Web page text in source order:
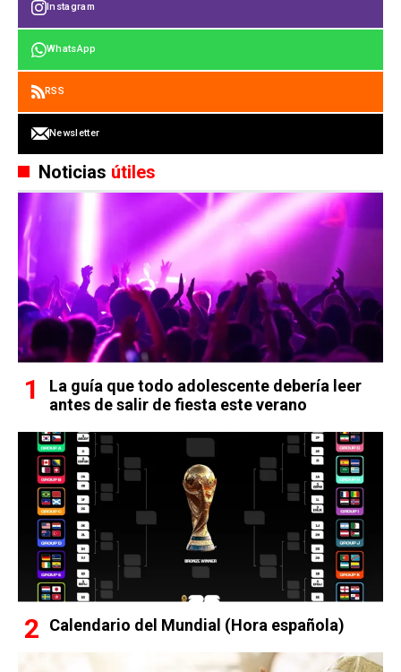
Instagram
WhatsApp
RSS
Newsletter
Noticias útiles
La guía que todo adolescente debería leer
antes de salir de fiesta este verano
Calendario del Mundial (Hora española)